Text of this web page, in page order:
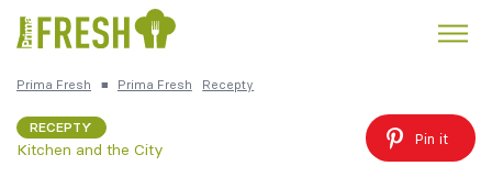
Česká kuchyně
Prima Fresh ■ Prima Fresh Recepty
RECEPTY
Kitchen and the City
Pin it